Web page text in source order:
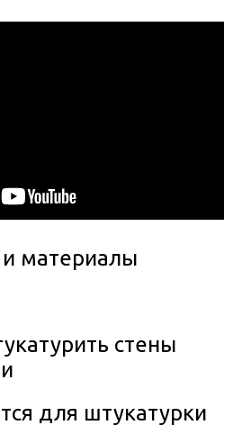
материалы
стены
для штукатурки